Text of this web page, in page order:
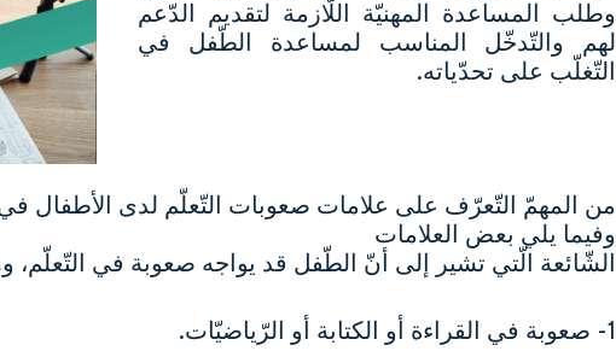
وطلب المساعدة المهنيّة اللّازمة لتقديم الدّعم
لهم والتّدخّل المناسب لمساعدة الطّفل في
التّغلّب على تحدّياته.
من المهمّ التّعرّف على علامات صعوبات التّعلّم لدى الأطفال في
وفيما يلي بعض العلامات
الشّائعة الّتي تشير إلى أنّ الطّفل قد يواجه صعوبة في التّعلّم،
1- صعوبة في القراءة أو الكتابة أو الرّياضيّات.